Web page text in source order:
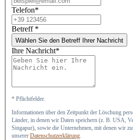
Telefon*
Betreff *
Wählen Sie den Betreff Ihrer Nachricht
Ihre Nachricht*
* Pflichtfelder.
Informationen über den Zeitpunkt der Löschung
Länder, in denen wir Daten speichern (z. B. USA,
Singapur), sowie die Unternehmen, mit denen wir
unserer Datenschutzerklärung.